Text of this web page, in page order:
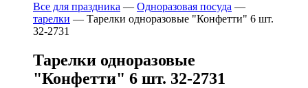
Все для праздника — Одноразовая посуда —
тарелки — Тарелки одноразовые "Конфетти" 6 шт.
32-2731
Тарелки одноразовые
"Конфетти" 6 шт. 32-2731